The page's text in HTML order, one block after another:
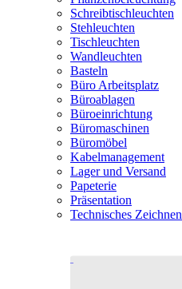
Schreibtischleuchten
Stehleuchten
Tischleuchten
Wandleuchten
Basteln
Büro Arbeitsplatz
Büroablagen
Büroeinrichtung
Büromaschinen
Büromöbel
Kabelmanagement
Lager und Versand
Papeterie
Präsentation
Technisches Zeichnen